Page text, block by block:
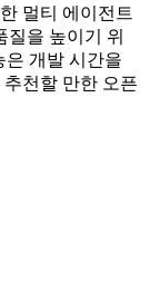
멀티 에이전트
을 높이기 위
은 개발 시간을
천할 만한 오픈